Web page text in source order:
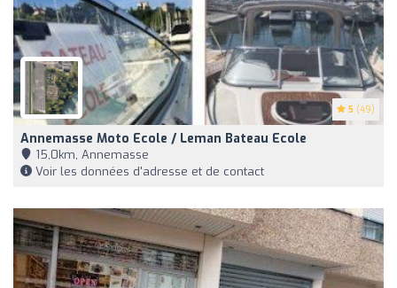
5 (49)
Annemasse Moto Ecole / Leman Bateau Ecole
15,0km, Annemasse
Voir les données d'adresse et de contact